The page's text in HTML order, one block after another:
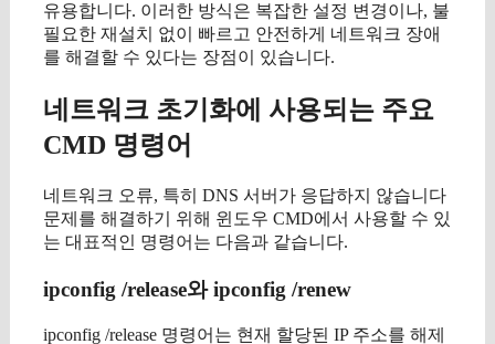
유용합니다. 이러한 방식은 복잡한 설정 변경이나, 불
필요한 재설치 없이 빠르고 안전하게 네트워크 장애
를 해결할 수 있다는 장점이 있습니다.
네트워크 초기화에 사용되는 주요
CMD 명령어
네트워크 오류, 특히 DNS 서버가 응답하지 않습니다
문제를 해결하기 위해 윈도우 CMD에서 사용할 수 있
는 대표적인 명령어는 다음과 같습니다.
ipconfig /release와 ipconfig /renew
ipconfig /release 명령어는 현재 할당된 IP 주소를 해제